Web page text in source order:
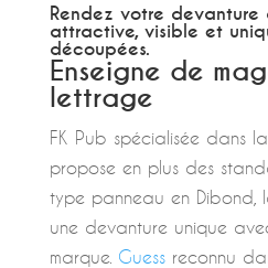
Rendez votre devanture
attractive, visible et
découpées.
Enseigne de
lettrage
FK Pub spécialisée dans
propose en plus des
type panneau en Dibond,
une devanture unique
marque. Guessreconnu